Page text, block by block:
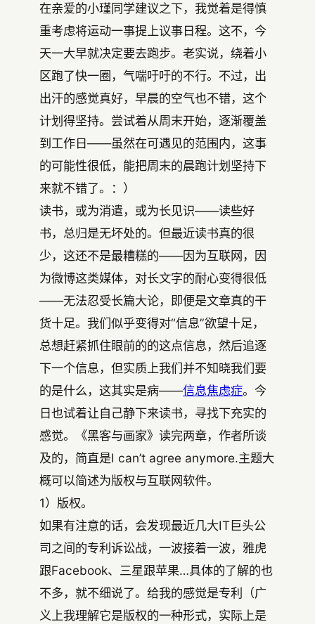
在亲爱的小瑾同学建议之下，我觉着是得慎
重考虑将运动一事提上议事日程。这不，今
天一大早就决定要去跑步。老实说，绕着小
区跑了快一圈，气喘吁吁的不行。不过，出
出汗的感觉真好，早晨的空气也不错，这个
计划得坚持。尝试着从周末开始，逐渐覆盖
到工作日——虽然在可遇见的范围内，这事
的可能性很低，能把周末的晨跑计划坚持下
来就不错了。：）
读书，或为消遣，或为长见识——读些好
书，总归是无坏处的。但最近读书真的很
少，这还不是最糟糕的——因为互联网，因
为微博这类媒体，对长文字的耐心变得很低
——无法忍受长篇大论，即便是文章真的干
货十足。我们似乎变得对“信息”欲望十足，
总想赶紧抓住眼前的的这点信息，然后追逐
下一个信息，但实质上我们并不知晓我们要
的是什么，这其实是病——信息焦虑症。今
日也试着让自己静下来读书，寻找下充实的
感觉。《黑客与画家》读完两章，作者所谈
及的，简直是I can’t agree anymore.主题大
概可以简述为版权与互联网软件。
1）版权。
如果有注意的话，会发现最近几大IT巨头公
司之间的专利诉讼战，一波接着一波，雅虎
跟Facebook、三星跟苹果…具体的了解的也
不多，就不细说了。给我的感觉是专利（广
义上我理解它是版权的一种形式，实际上是